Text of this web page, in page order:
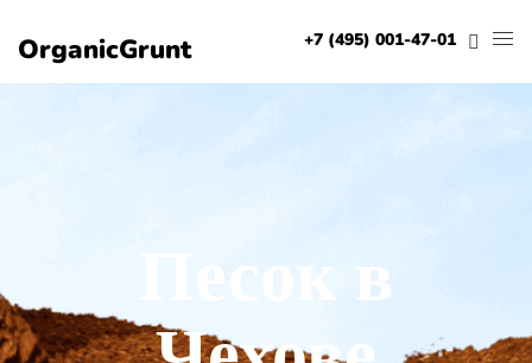
OrganicGrunt +7 (495) 001-47-01
Песок в